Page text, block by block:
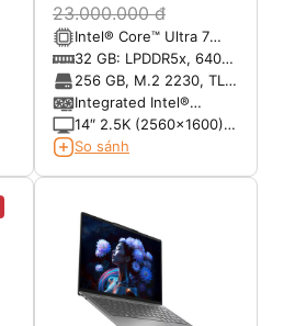
23.000.000 đ
Intel® Core™ Ultra 7
165U, vPRO (12MB
cache, 12 cores, 14
threads, up to 4.9 GHz
Max Turbo)
32 GB: LPDDR5x, 6400
MT/s (onboard)
256 GB, M.2 2230, TLC
PCIe Gen 4 NVMe, SSD
Integrated Intel®
Graphics
14″ 2.5K (2560x1600)
ComfortView Plus,
So sánh